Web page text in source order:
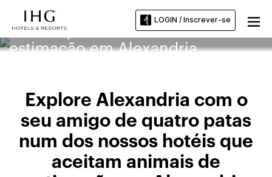
LOGIN / Inscrever-se
Hotéis que aceitam animais de
estimação em Alexandria
Explore Alexandria com o
seu amigo de quatro patas
num dos nossos hotéis que
aceitam animais de